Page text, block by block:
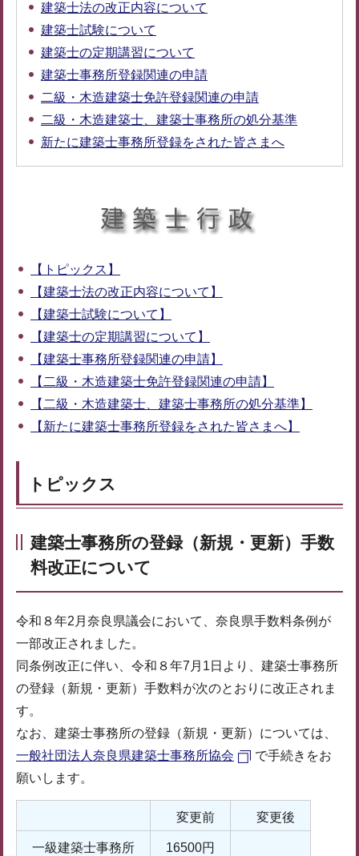
建築士法の改正内容について
建築士試験について
建築士の定期講習について
建築士事務所登録関連の申請
二級・木造建築士免許登録関連の申請
二級・木造建築士、建築士事務所の処分基準
新たに建築士事務所登録をされた皆さまへ
【トピックス】
【建築士法の改正内容について】
【建築士試験について】
【建築士の定期講習について】
【建築士事務所登録関連の申請】
【二級・木造建築士免許登録関連の申請】
【二級・木造建築士、建築士事務所の処分基準】
【新たに建築士事務所登録をされた皆さまへ】
トピックス
建築士事務所の登録（新規・更新）手数
料改正について
令和８年2月奈良県議会において、奈良県手数料条例が
一部改正されました。
同条例改正に伴い、令和８年7月1日より、建築士事務所
の登録（新規・更新）手数料が次のとおりに改正されま
す。
なお、建築士事務所の登録（新規・更新）については、
一般社団法人奈良県建築士事務所協会
で手続きをお
願いします。
変更前 変更後
一級建築士事務所 16500円